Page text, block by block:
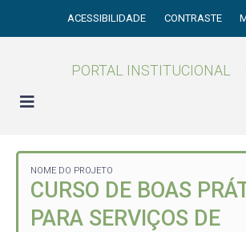
ACESSIBILIDADE CONTRASTE
PORTAL INSTITUCIONAL
NOME DO PROJETO
CURSO DE BOAS
PARA SERVIÇOS DE